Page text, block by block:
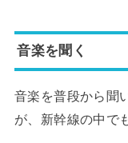
音楽を聞く
音楽を普段から聞
が、新幹線の中で